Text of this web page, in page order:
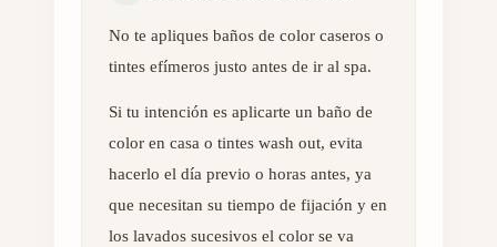
No te apliques baños de color caseros o
tintes efímeros justo antes de ir al spa.
Si tu intención es aplicarte un baño de
color en casa o tintes wash out, evita
hacerlo el día previo o horas antes, ya
que necesitan su tiempo de fijación y en
los lavados sucesivos el color se va